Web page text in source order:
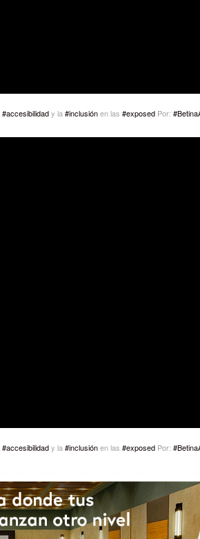
#accesibilidady la #inclusiónen las #exposedPor:
#accesibilidady la #inclusiónen las #exposedPor: